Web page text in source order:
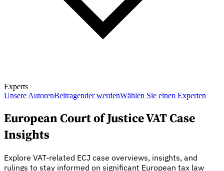
Experts
Unsere AutorenBeitragender werdenWählen Sie einen Experten
European Court of Justice VAT Case
Insights
Explore VAT-related ECJ case overviews, insights, and
rulings to stay informed on significant European tax law